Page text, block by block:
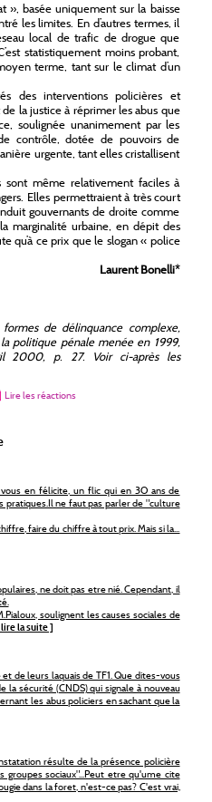
», basée uniquement sur la baisse
les limites. En d’autres termes, il
local de trafic de drogue que
statistiquement moins probant,
terme, tant sur le climat d’un
des interventions policières et
la justice à réprimer les abus que
soulignée unanimement par les
contrôle, dotée de pouvoirs de
urgente, tant elles cristallisent
sont même relativement faciles à
Elles permettraient à très court
gouvernants de droite comme
marginalité urbaine, en dépit des
qu’à ce prix que le slogan « police
Laurent Bonelli*
de délinquance complexe,
politique pénale menée en 1999,
2000, p. 27. Voir ci-après les
Lire les réactions
en félicite, un flic qui en 3O ans de
pratiques.Il ne faut pas parler de "culture
faire du chiffre à tout prix. Mais si la...
ne doit pas etre nié. Cependant, il
soulignent les causes sociales de
la suite ]
de leurs laquais de TF1. Que dites-vous
sécurité (CNDS) qui signale à nouveau
les abus policiers en sachant que la
résulte de la présence policière
groupes sociaux"...Peut etre qu'ume cite
dans la foret, n'est-ce pas? C'est vrai,